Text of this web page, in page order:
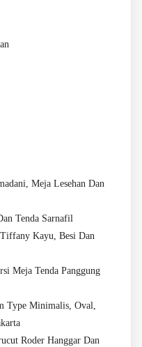
Meja Lesehan Dan
Tenda Sarnafil
Kayu, Besi Dan
Meja Tenda Panggung
Type Minimalis, Oval,
Roder Hanggar Dan